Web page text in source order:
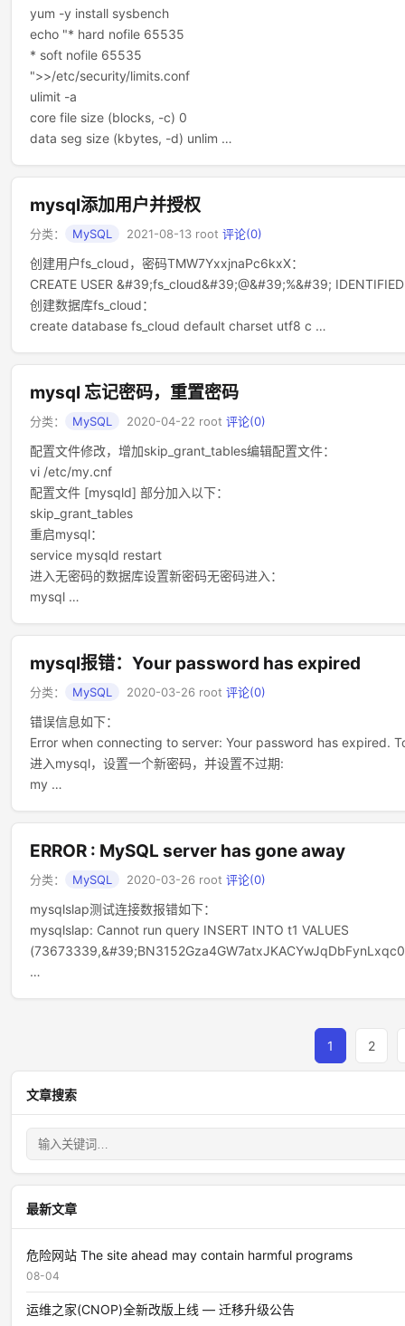
yum -y install sysbench
echo "* hard nofile 65535
* soft nofile 65535
">>/etc/security/limits.conf
ulimit -a
core file size (blocks, -c) 0
data seg size (kbytes, -d) unlim …
mysql添加用户并授权
分类： MySQL 2021-08-13 root 评论(0)
创建用户fs_cloud，密码TMW7YxxjnaPc6kxX：
CREATE USER &#39;fs_cloud&#39;@&#39;%&#39;
创建数据库fs_cloud：
create database fs_cloud default charset utf8 c …
mysql 忘记密码，重置密码
分类： MySQL 2020-04-22 root 评论(0)
配置文件修改，增加skip_grant_tables编辑配置文件：
vi /etc/my.cnf
配置文件 [mysqld] 部分加入以下：
skip_grant_tables
重启mysql：
service mysqld restart
进入无密码的数据库设置新密码无密码进入：
mysql …
mysql报错：Your password has expired
分类： MySQL 2020-03-26 root 评论(0)
错误信息如下：
Error when connecting to server: Your password has expired.
进入mysql，设置一个新密码，并设置不过期:
my …
ERROR : MySQL server has gone away
分类： MySQL 2020-03-26 root 评论(0)
mysqlslap测试连接数报错如下：
mysqlslap: Cannot run query INSERT INTO t1 VALUES
…
章
分
1 2
文章搜索
最新文章
危险网站 The site ahead may contain harmful programs
08-04
运维之家(CNOP)全新改版上线 — 迁移升级公告